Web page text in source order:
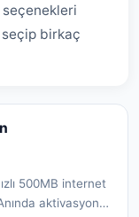
seçenekleri
seçip birkaç
500MB internet
aktivasyon